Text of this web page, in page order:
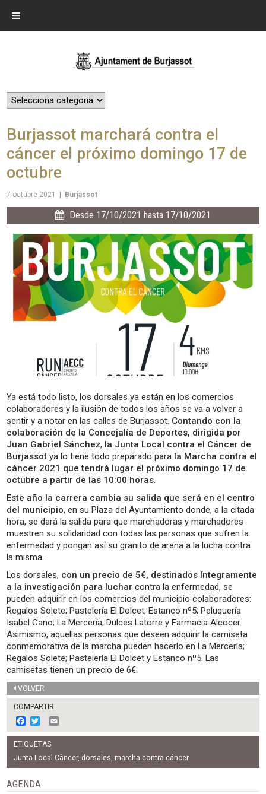
Burjassot marchará contra el
cáncer el próximo domingo 17 de
octubre
7 octubre 2021 Burjassot
Desde 17/10/2021 hasta 17/10/2021
Ya está todo listo, los dorsales ya están en los comercios
colaboradores y la ilusión de todos los años se va a volver a
sentir y a notar en las calles de Burjassot. Contando con la
colaboración de la Concejalía de Deportes, dirigida por
Juan Gabriel Sánchez, la Junta Local contra el Cáncer de
Burjassot ya lo tiene todo preparado para la Marcha contra el
cáncer 2021 que tendrá lugar el próximo domingo 17 de
octubre a partir de las 10:00 horas.
Este año la carrera cambia su salida que será en el centro
del municipio, en su Plaza del Ayuntamiento donde, a la citada
hora, se dará la salida para que marchadoras y marchadores
muestren su solidaridad con todas las personas que sufren la
enfermedad y pongan así su granito de arena a la lucha contra
la misma.
Los dorsales, con un precio de 5€, destinados íntegramente
a la investigación para luchar contra la enfermedad, se
pueden adquirir en los comercios del municipio colaboradores:
Regalos Solete; Pastelería El Dolcet; Estanco nº5; Peluquería
Isabel Cano; La Mercería; Dulces Latorre y Farmacia Alcocer.
Asimismo, aquellas personas que deseen adquirir la camiseta
conmemorativa de la marcha pueden hacerlo en La Mercería;
Regalos Solete; Pastelería El Dolcet y Estanco nº5. Las
camisetas tienen un precio de 6€.
VOLVER
COMPARTIR
F
a
c
e
b
o
o
k
w
i
t
t
e
m
a
l
ETIQUETAS
Junta Local Càncer, dorsales, marcha contra cáncer
AGENDA